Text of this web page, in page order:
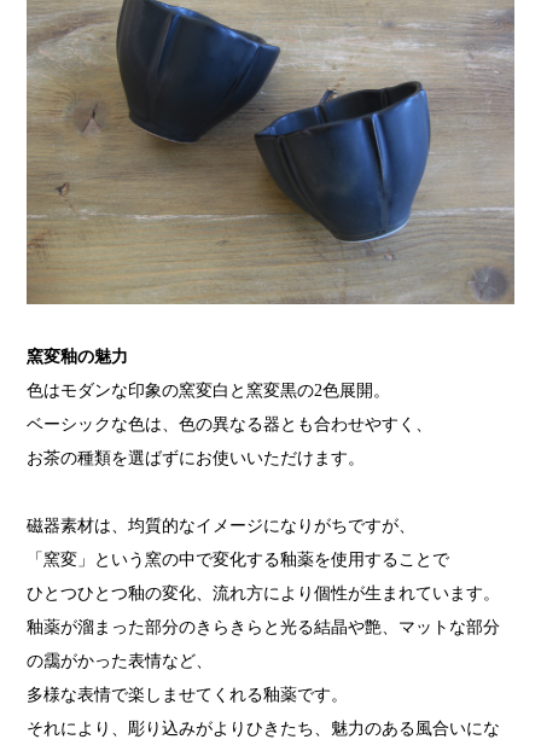
窯変釉の魅力
色はモダンな印象の窯変白と窯変黒の2色展開。
ベーシックな色は、色の異なる器とも合わせやすく、
お茶の種類を選ばずにお使いいただけます。
磁器素材は、均質的なイメージになりがちですが、
「窯変」という窯の中で変化する釉薬を使用することで
ひとつひとつ釉の変化、流れ方により個性が生まれています。
釉薬が溜まった部分のきらきらと光る結晶や艶、マットな部分
の靄がかった表情など、
多様な表情で楽しませてくれる釉薬です。
それにより、彫り込みがよりひきたち、魅力のある風合いにな